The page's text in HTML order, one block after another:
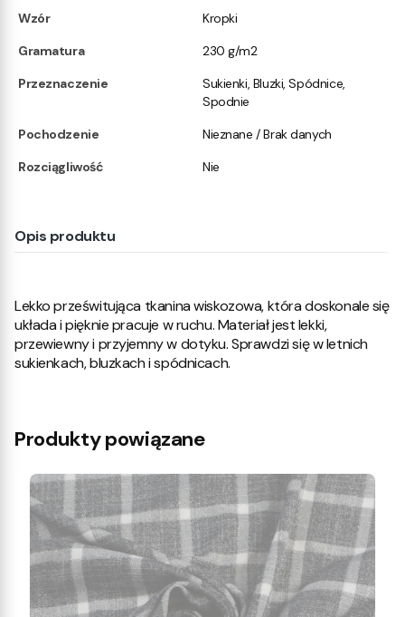
Wzór
Kropki
Gramatura
230 g/m2
Przeznaczenie
Sukienki, Bluzki, Spódnice,
Spodnie
Pochodzenie
Nieznane / Brak danych
Rozciągliwość
Nie
Opis produktu
Lekko prześwitująca tkanina wiskozowa, która doskonale się
układa i pięknie pracuje w ruchu. Materiał jest lekki,
przewiewny i przyjemny w dotyku. Sprawdzi się w letnich
sukienkach, bluzkach i spódnicach.
Produkty powiązane